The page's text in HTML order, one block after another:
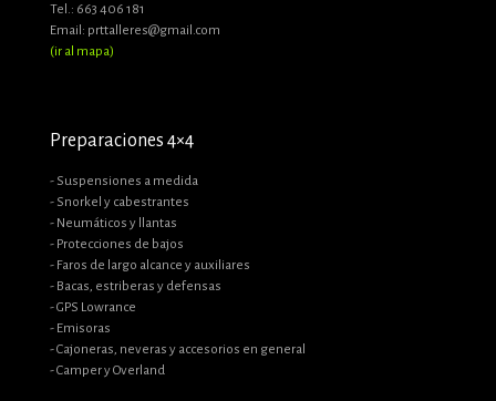
Tel.: 663 406 181
Email: prttalleres@gmail.com
(ir al mapa)
Preparaciones 4×4
- Suspensiones a medida
- Snorkel y cabestrantes
- Neumáticos y llantas
- Protecciones de bajos
- Faros de largo alcance y auxiliares
- Bacas, estriberas y defensas
- GPS Lowrance
- Emisoras
- Cajoneras, neveras y accesorios en general
- Camper y Overland